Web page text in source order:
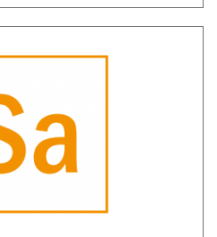
Segnalazioni
Aggregate